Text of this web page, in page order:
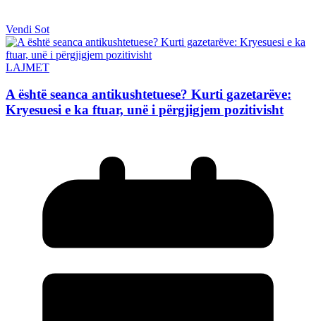
Vendi Sot
LAJMET
A është seanca antikushtetuese? Kurti gazetarëve:
Kryesuesi e ka ftuar, unë i përgjigjem pozitivisht